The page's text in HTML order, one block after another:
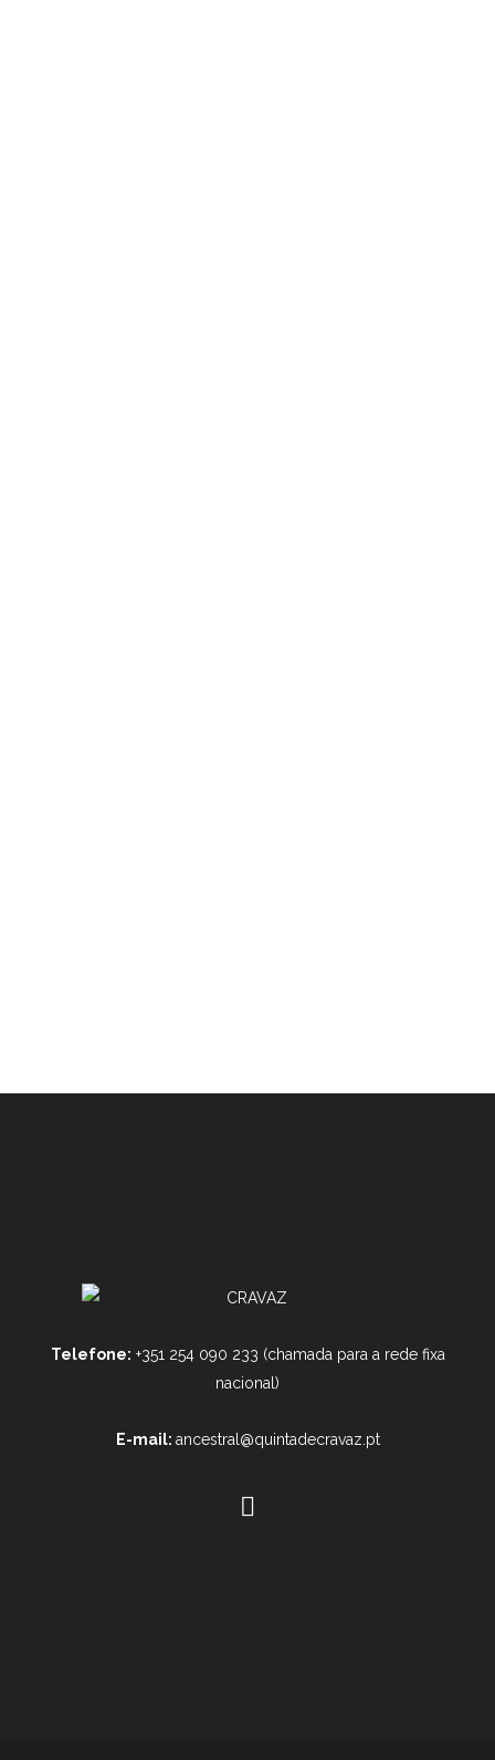
Telefone: +351 254 090 233 (chamada para a rede fixa
nacional)
E-mail: ancestral@quintadecravaz.pt